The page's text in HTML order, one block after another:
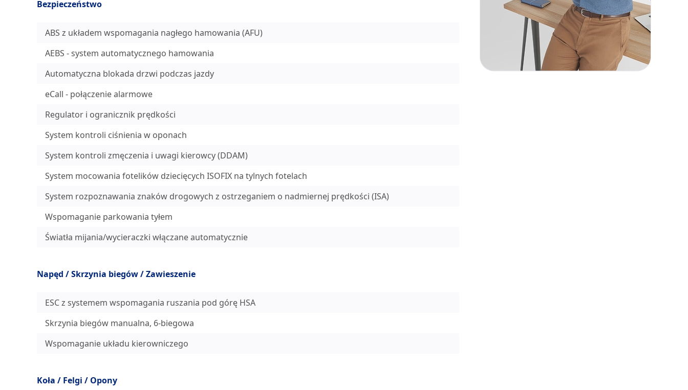
Bezpieczeństwo
ABS z układem wspomagania nagłego hamowania (AFU)
AEBS - system automatycznego hamowania
Automatyczna blokada drzwi podczas jazdy
eCall - połączenie alarmowe
Regulator i ogranicznik prędkości
System kontroli ciśnienia w oponach
System kontroli zmęczenia i uwagi kierowcy (DDAM)
System mocowania fotelików dziecięcych ISOFIX na tylnych fotelach
System rozpoznawania znaków drogowych z ostrzeganiem o nadmiernej prędkości (ISA)
Wspomaganie parkowania tyłem
Światła mijania/wycieraczki włączane automatycznie
Napęd / Skrzynia biegów / Zawieszenie
ESC z systemem wspomagania ruszania pod górę HSA
Skrzynia biegów manualna, 6-biegowa
Wspomaganie układu kierowniczego
Koła / Felgi / Opony